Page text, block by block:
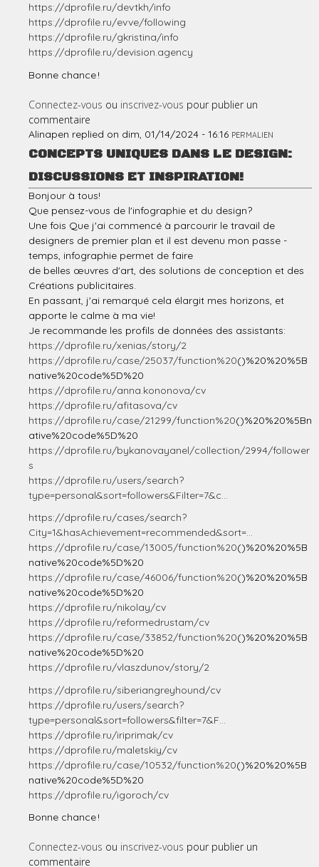
https://dprofile.ru/devtkh/info
https://dprofile.ru/evve/following
https://dprofile.ru/gkristina/info
https://dprofile.ru/devision.agency
Bonne chance !
Connectez-vous ou inscrivez-vous pour publier un
commentaire
Alinapen replied on dim, 01/14/2024 - 16:16 PERMALIEN
CONCEPTS UNIQUES DANS LE DESIGN:
DISCUSSIONS ET INSPIRATION!
Bonjour à tous!
Que pensez-vous de l'infographie et du design?
Une fois Que j'ai commencé à parcourir le travail de
designers de premier plan et il est devenu mon passe -
temps, infographie permet de faire
de belles œuvres d'art, des solutions de conception et des
Créations publicitaires.
En passant, j'ai remarqué cela élargit mes horizons, et
apporte le calme à ma vie!
Je recommande les profils de données des assistants:
https://dprofile.ru/xenias/story/2
https://dprofile.ru/case/25037/function%20()%20%20%5B
native%20code%5D%20
https://dprofile.ru/anna.kononova/cv
https://dprofile.ru/afitasova/cv
https://dprofile.ru/case/21299/function%20()%20%20%5Bn
ative%20code%5D%20
https://dprofile.ru/bykanovayanel/collection/2994/follower
s
https://dprofile.ru/users/search?
type=personal&sort=followers&Filter=7&c...
https://dprofile.ru/cases/search?
City=1&hasAchievement=recommended&sort=...
https://dprofile.ru/case/13005/function%20()%20%20%5B
native%20code%5D%20
https://dprofile.ru/case/46006/function%20()%20%20%5B
native%20code%5D%20
https://dprofile.ru/nikolay/cv
https://dprofile.ru/reformedrustam/cv
https://dprofile.ru/case/33852/function%20()%20%20%5B
native%20code%5D%20
https://dprofile.ru/vlaszdunov/story/2
https://dprofile.ru/siberiangreyhound/cv
https://dprofile.ru/users/search?
type=personal&sort=followers&filter=7&F...
https://dprofile.ru/iriprimak/cv
https://dprofile.ru/maletskiy/cv
https://dprofile.ru/case/10532/function%20()%20%20%5B
native%20code%5D%20
https://dprofile.ru/igoroch/cv
Bonne chance !
Connectez-vous ou inscrivez-vous pour publier un
commentaire